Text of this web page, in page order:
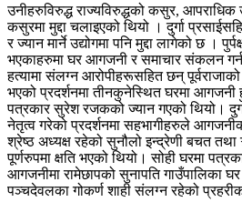
उनीहरुविरुद्ध राज्यविरुद्धको कसुर,
कसुरमा मुद्दा चलाइएको थियो । दुर्गा
र ज्यान मार्ने उद्योगमा पनि मुद्दा लागेको छ ।
भएकाहरुमा घर आगजनी र समाचार संकलन
हत्यामा संलग्न आरोपीहरूसहित छन्
भएको प्रदर्शनमा तीनकुनेस्थित घरमा आगजनी
पत्रकार सुरेश रजकको ज्यान गएको थियो।
नेतृत्व गरेको प्रदर्शनमा सहभागीहरुले
श्रेष्ठ अध्यक्ष रहेको सुनौलो इन्द्रेणी बचत
पूर्णरुपमा क्षति भएको थियो। सोही घरमा
आगजनीमा रामेछापको सुनापति गाउँपालिका
पञ्चदेवलका गोकर्ण शाही संलग्न रहेको